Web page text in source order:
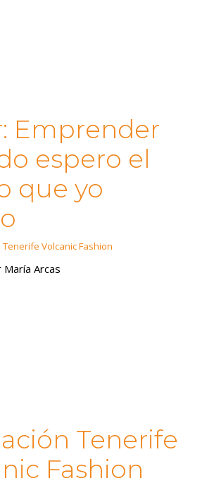
Emprender
espero el
que yo
Tenerife Volcanic Fashion
Arcas
Tenerife
Fashion